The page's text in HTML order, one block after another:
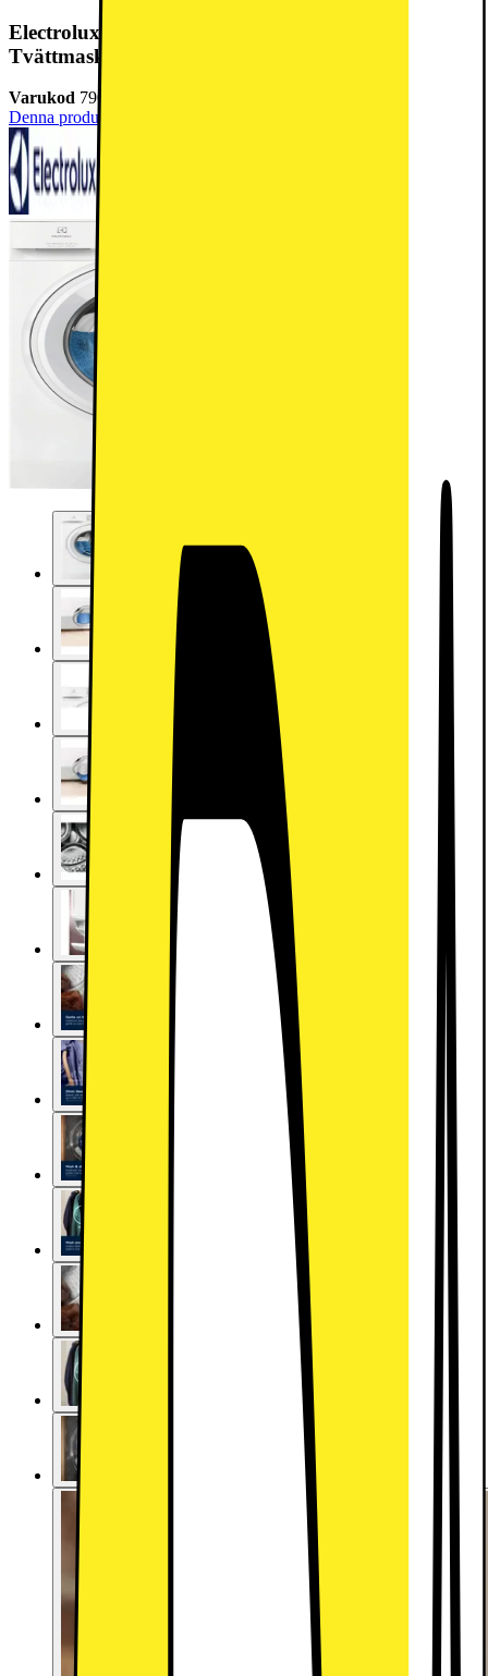
Electrolux Serie 700 Kombinerad
Tvättmaskin/Torktumlare EWI721O84O (8/5kg)
Varukod 790486
Denna produkt har blivit bedömd som 5 av 5 möjliga stjärnor.